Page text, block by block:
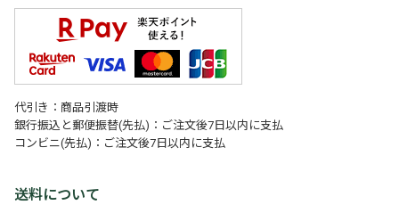
代引き：商品引渡時
銀行振込と郵便振替(先払)：ご注文後7日以内に支払
コンビニ(先払)：ご注文後7日以内に支払
送料について